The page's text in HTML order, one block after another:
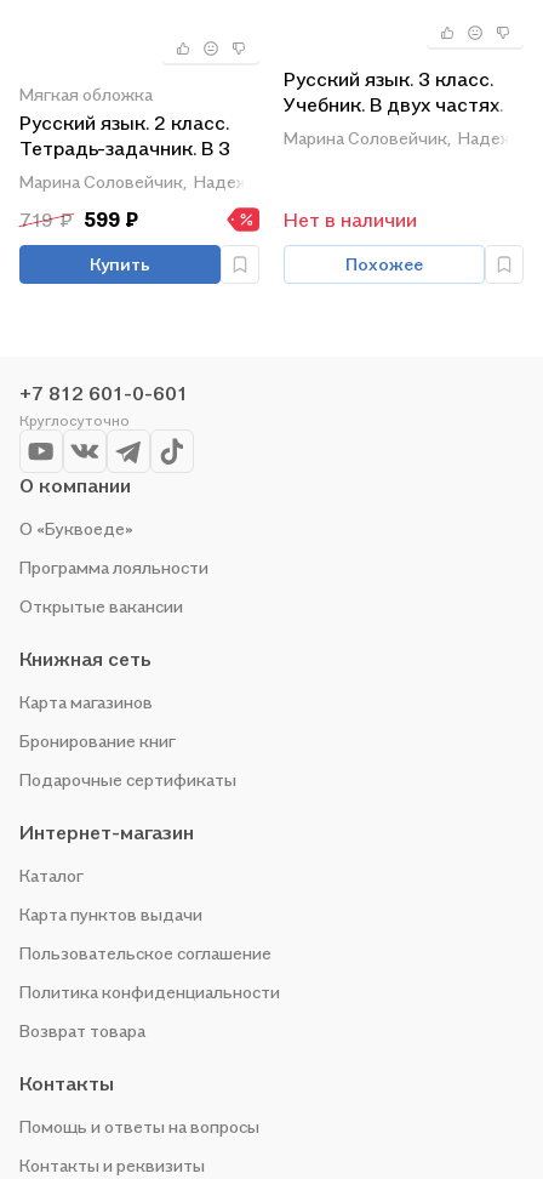
Мягкая обложка
Русский язык. 2 класс.
Тетрадь-задачник. В 3
частях. Часть 3
Марина Соловейчик, Надежда Кузьменко
719 ₽ 599 ₽
Купить
Русский язык. 3 класс.
Учебник. В двух частях.
Часть 2
Марина Соловейчик, Надежда
Нет в наличии
Похожее
+7 812 601-0-601
Круглосуточно
О компании
О «Буквоеде»
Программа лояльности
Открытые вакансии
Книжная сеть
Карта магазинов
Бронирование книг
Подарочные сертификаты
Интернет-магазин
Каталог
Карта пунктов выдачи
Пользовательское соглашение
Политика конфиденциальности
Возврат товара
Контакты
Помощь и ответы на вопросы
Контакты и реквизиты